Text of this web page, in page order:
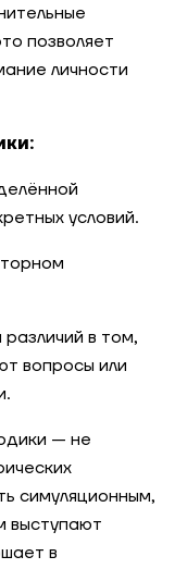
позволяет
личности
условий.
в том,
вопросы или
— не
симуляционным,
выступают
в